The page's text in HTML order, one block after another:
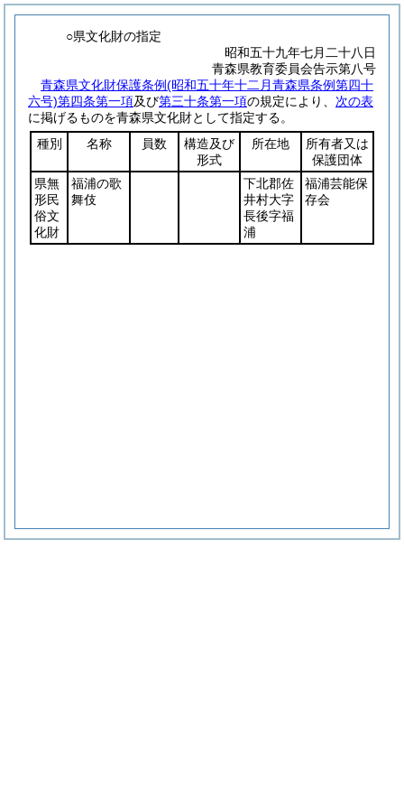
○県文化財の指定
昭和五十九年七月二十八日
青森県教育委員会告示第八号
青森県文化財保護条例(昭和五十年十二月青森県条例第四十
六号)第四条第一項及び第三十条第一項の規定により、 次の表
に掲げるものを青森県文化財として指定する。
種別
名称 員数
構造及び
形式
所在地
所有者又は
保護団体
県無
形民
俗文
化財
福浦の歌
舞伎
下北郡佐
井村大字
長後字福
浦
福浦芸能保
存会